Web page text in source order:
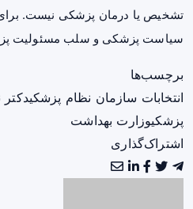
تشخیص یا درمان پزشکی نیست.
سیاست پزشکی و سلب مسئولیت
برچسب‌ها
انتخابات سازمان نظام پزشکیدکتر
پزشکیوزارت بهداشت
اشتراک‌گذاری